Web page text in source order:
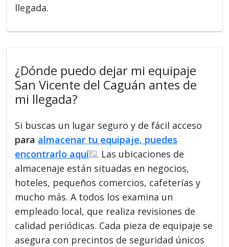
llegada.
¿Dónde puedo dejar mi equipaje
San Vicente del Caguán antes de
mi llegada?
Si buscas un lugar seguro y de fácil acceso
para almacenar tu equipaje, puedes
encontrarlo aquí
. Las ubicaciones de
almacenaje están situadas en negocios,
hoteles, pequeños comercios, cafeterías y
mucho más. A todos los examina un
empleado local, que realiza revisiones de
calidad periódicas. Cada pieza de equipaje se
asegura con precintos de seguridad únicos